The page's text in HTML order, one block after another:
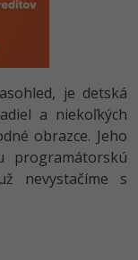
je detská
a niekoľkých
obrazce. Jeho
programátorskú
nevystačíme s